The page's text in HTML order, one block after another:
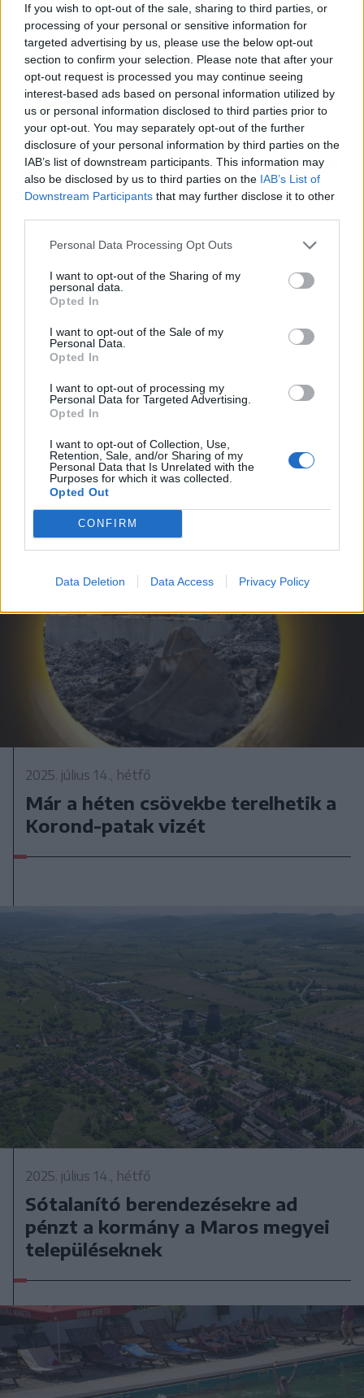
If you wish to opt-out of the sale, sharing to third parties, or
processing of your personal or sensitive information for
targeted advertising by us, please use the below opt-out
section to confirm your selection. Please note that after your
opt-out request is processed you may continue seeing
interest-based ads based on personal information utilized by
us or personal information disclosed to third parties prior to
your opt-out. You may separately opt-out of the further
disclosure of your personal information by third parties on the
IAB’s list of downstream participants. This information may
also be disclosed by us to third parties on the IAB’s List of
Downstream Participants that may further disclose it to other
Personal Data Processing Opt Outs
I want to opt-out of the Sharing of my
personal data.
Opted In
I want to opt-out of the Sale of my
Personal Data.
Opted In
I want to opt-out of processing my
Personal Data for Targeted Advertising.
Opted In
I want to opt-out of Collection, Use,
Retention, Sale, and/or Sharing of my
Personal Data that Is Unrelated with the
Purposes for which it was collected.
Opted Out
CONFIRM
Data Deletion Data Access Privacy Policy
Újabb betonozásra van szükség,
még két hetet csúszik a Korond-
patak elterelése
2025. július 14., hétfő
Testközelből láthattuk a beszakadt
bányarésznél zajló munkálatokat
2025. július 14., hétfő
Már a héten csövekbe terelhetik a
Korond-patak vizét
2025. július 14., hétfő
Sótalanító berendezésekre ad
pénzt a kormány a Maros megyei
településeknek